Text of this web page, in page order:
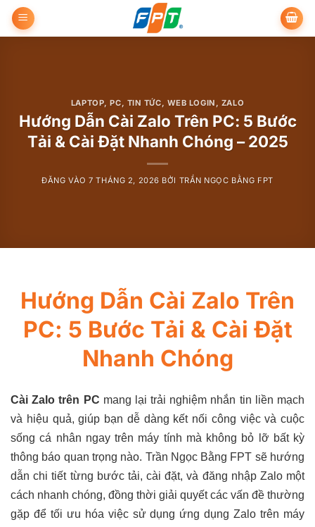
qua
LAPTOP ,PC TIN TỨC WEB LOGIN ZALO
Hướng Dẫn Cài Zalo Trên PC: 5 Bước
Tải & Cài Đặt Nhanh Chóng – 2025
ĐĂNG VÀO7 THÁNG 2, 2026 BỞI TRẦN NGỌC BẰNG FPT
Hướng Dẫn Cài Zalo Trên
PC: 5 Bước Tải & Cài Đặt
Nhanh Chóng
Cài Zalo trên PC mang lại trải nghiệm nhắn tin liền mạch
và hiệu quả, giúp bạn dễ dàng kết nối công việc và cuộc
sống cá nhân ngay trên máy tính mà không bỏ lỡ bất kỳ
thông báo quan trọng nào. Trần Ngọc Bằng FPT sẽ hướng
dẫn chi tiết từng bước tải, cài đặt, và đăng nhập Zalo một
cách nhanh chóng, đồng thời giải quyết các vấn đề thường
gặp để tối ưu hóa việc sử dụng ứng dụng Zalo trên máy